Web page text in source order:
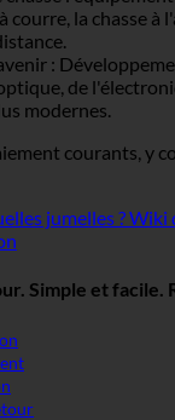
courre, la chasse à
:
de
modernes.
courants, y
jumelles ?Wiki
Simple et facile.